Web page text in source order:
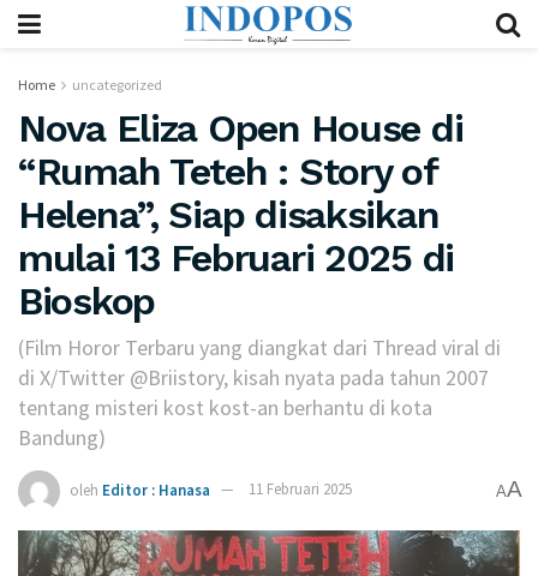
Home uncategorized
Nova Eliza Open House di
“Rumah Teteh : Story of
Helena”, Siap disaksikan
mulai 13 Februari 2025 di
Bioskop
(Film Horor Terbaru yang diangkat dari Thread viral di
di X/Twitter @Briistory, kisah nyata pada tahun 2007
tentang misteri kost kost-an berhantu di kota
Bandung)
oleh Editor : Hanasa 11 Februari 2025 AA